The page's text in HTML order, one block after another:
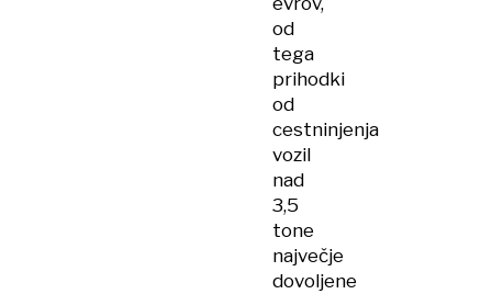
od
tega
prihodki
od
cestninjenja
vozil
nad
3,5
tone
največje
dovoljene